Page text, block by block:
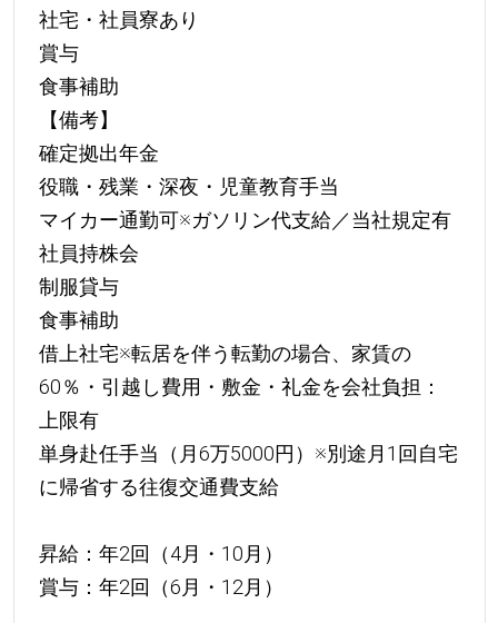
社宅・社員寮あり
賞与
食事補助
【備考】
確定拠出年金
役職・残業・深夜・児童教育手当
マイカー通勤可※ガソリン代支給／当社規定有
社員持株会
制服貸与
食事補助
借上社宅※転居を伴う転勤の場合、家賃の
60％・引越し費用・敷金・礼金を会社負担：
上限有
単身赴任手当（月6万5000円）※別途月1回自宅
に帰省する往復交通費支給
昇給：年2回（4月・10月）
賞与：年2回（6月・12月）